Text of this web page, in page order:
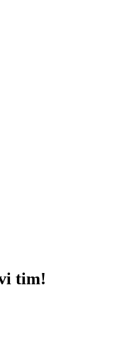
tim!